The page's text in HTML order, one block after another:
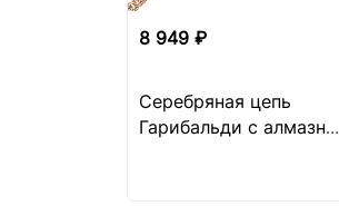
8 949 ₽
Серебряная цепь
Гарибальди с алмазной